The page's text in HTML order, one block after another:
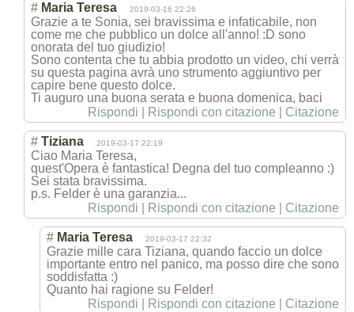
# Maria Teresa 2019-03-16 22:26
Grazie a te Sonia, sei bravissima e infaticabile, non
come me che pubblico un dolce all'anno! :D sono
onorata del tuo giudizio!
Sono contenta che tu abbia prodotto un video, chi verrà
su questa pagina avrà uno strumento aggiuntivo per
capire bene questo dolce.
Ti auguro una buona serata e buona domenica, baci
Rispondi
Rispondi con citazione Citazione
# Tiziana 2019-03-17 22:19
Ciao Maria Teresa,
quest'Opera è fantastica! Degna del tuo compleanno :)
Sei stata bravissima.
p.s. Felder è una garanzia...
Rispondi
Rispondi con citazione Citazione
# Maria Teresa 2019-03-17 22:32
Grazie mille cara Tiziana, quando faccio un dolce
importante entro nel panico, ma posso dire che sono
soddisfatta :)
Quanto hai ragione su Felder!
Rispondi
Rispondi con citazione
Citazione